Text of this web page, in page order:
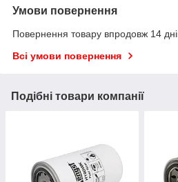
Умови повернення
Повернення товару впродовж 14
Всі умови повернення
Подібні товари компанії